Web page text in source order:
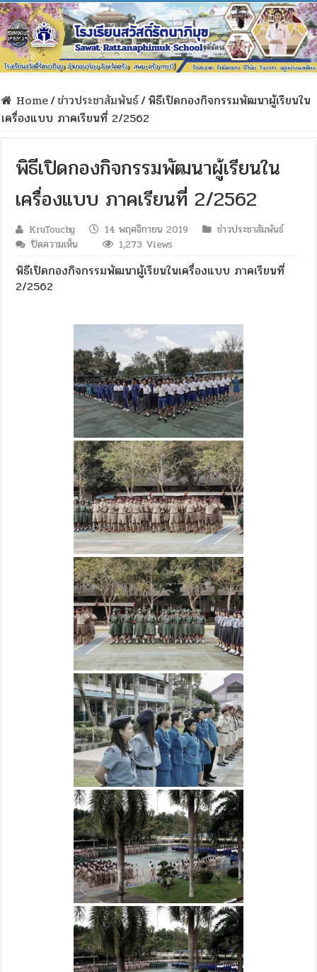
Home/ข่าวประชาสัมพันธ์/พิธีเปิดกองกิจกรรมพัฒนาผู้เรียนใน
เครื่องแบบ ภาคเรียนที่ 2/2562
พิธีเปิดกองกิจกรรมพัฒนาผู้เรียนใน
เครื่องแบบ ภาคเรียนที่ 2/2562
KruTouchy 14 พฤศจิกายน 2019
ข่าวประชาสัมพันธ์
ปิดความเห็น
เปิด
เรียน
ใน
เครื่อง
แบบ
ภาค
เรียน
ที่
2/2562
1,273 Views
พิธีเปิดกองกิจกรรมพัฒนาผู้เรียนในเครื่องแบบ ภาคเรียนที่
2/2562